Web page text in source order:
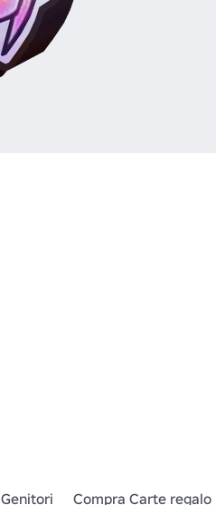
Genitori Compra Carte regalo